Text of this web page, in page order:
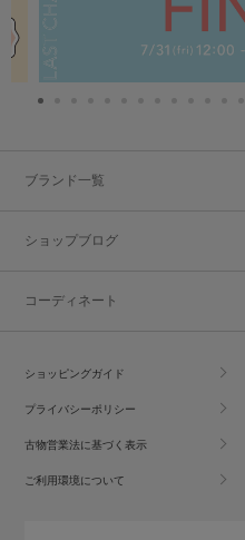
ブランド一覧
ショップブログ
コーディネート
ショッピングガイド
プライバシーポリシー
古物営業法に基づく表示
ご利用環境について